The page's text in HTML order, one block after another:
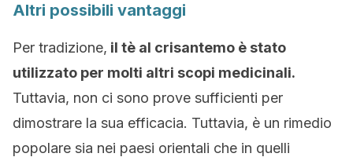
Altri possibili vantaggi
Per tradizione, il tè al crisantemo è stato
utilizzato per molti altri scopi medicinali.
Tuttavia, non ci sono prove sufficienti per
dimostrare la sua efficacia. Tuttavia, è un rimedio
popolare sia nei paesi orientali che in quelli